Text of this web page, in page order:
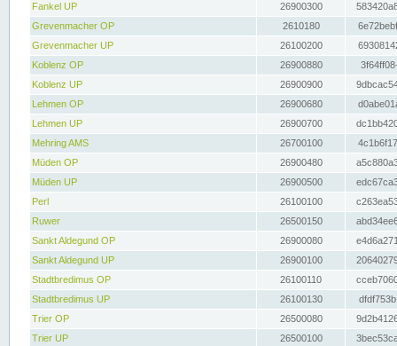
Fankel UP
26900300
Grevenmacher OP
2610180
Grevenmacher UP
26100200
Koblenz OP
26900880
Koblenz UP
26900900
Lehmen OP
26900680
Lehmen UP
26900700
Mehring AMS
26700100
Müden OP
26900480
Müden UP
26900500
Perl
26100100
Ruwer
26500150
Sankt Aldegund OP
26900080
Sankt Aldegund UP
26900100
Stadtbredimus OP
26100110
Stadtbredimus UP
26100130
Trier OP
26500080
Trier UP
26500100